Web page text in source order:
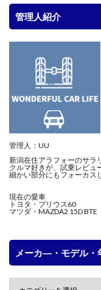
管理人紹介
管理人：UU
新潟在住アラフォーのサラ
クルマ好きが、試乗レビュ
細かい部分にもフォーカス
現在の愛車
トヨタ・プリウス60
マツダ・MAZDA2 15D BTE
メーカ―・モデル・